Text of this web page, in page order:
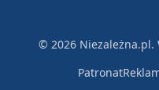
© 2026 Niezależna.pl.
Patronat